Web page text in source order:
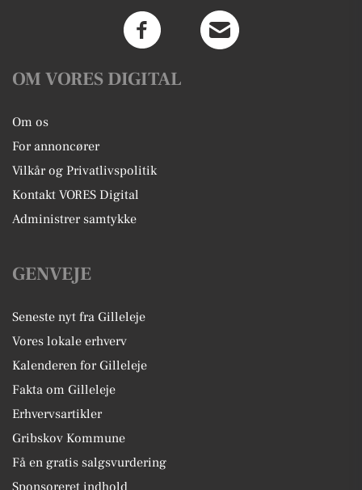
OM VORES DIGITAL
Om os
For annoncører
Vilkår og Privatlivspolitik
Kontakt VORES Digital
Administrer samtykke
GENVEJE
Seneste nyt fra Gilleleje
Vores lokale erhverv
Kalenderen for Gilleleje
Fakta om Gilleleje
Erhvervsartikler
Gribskov Kommune
Få en gratis salgsvurdering
Sponsoreret indhold